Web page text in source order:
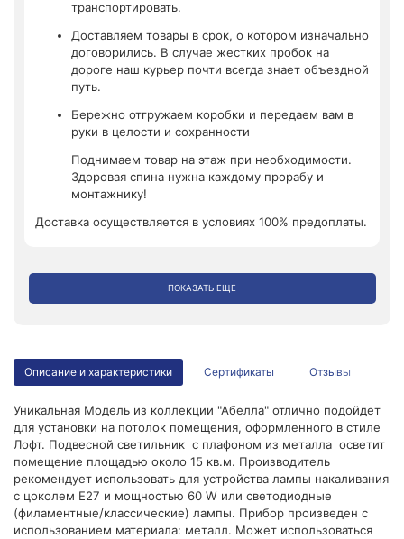
транспортировать.
Доставляем товары в срок, о котором изначально
договорились. В случае жестких пробок на
дороге наш курьер почти всегда знает объездной
путь.
Бережно отгружаем коробки и передаем вам в
руки в целости и сохранности
Поднимаем товар на этаж при необходимости.
Здоровая спина нужна каждому прорабу и
монтажнику!
Доставка осуществляется в условиях 100% предоплаты.
ПОКАЗАТЬ ЕЩЕ
Описание и характеристики Сертификаты Отзывы
Уникальная Модель из коллекции "Абелла" отлично подойдет
для установки на потолок помещения, оформленного в стиле
Лофт. Подвесной светильник с плафоном из металла осветит
помещение площадью около 15 кв.м. Производитель
рекомендует использовать для устройства лампы накаливания
с цоколем E27 и мощностью 60 W или светодиодные
(филаментные/классические) лампы. Прибор произведен с
использованием материала: металл. Может использоваться